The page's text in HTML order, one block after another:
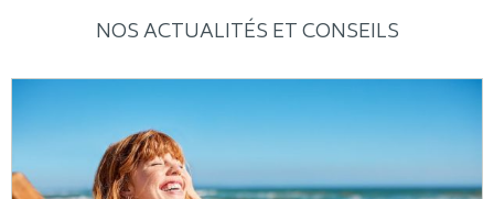
NOS ACTUALITÉS ET CONSEILS